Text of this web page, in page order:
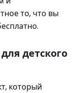
то, что вы
детского
который